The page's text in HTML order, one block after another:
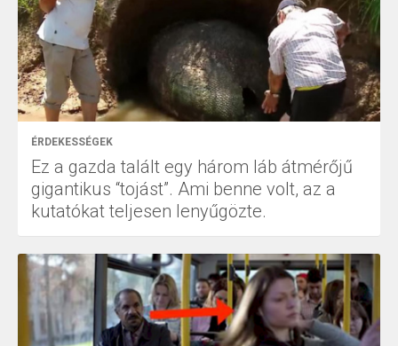
ÉRDEKESSÉGEK
Ez a gazda talált egy három láb átmérőjű
gigantikus “tojást”. Ami benne volt, az a
kutatókat teljesen lenyűgözte.